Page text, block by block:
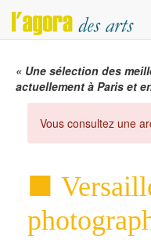
« Une sélection des
actuellement à Paris et
Vous consultez une